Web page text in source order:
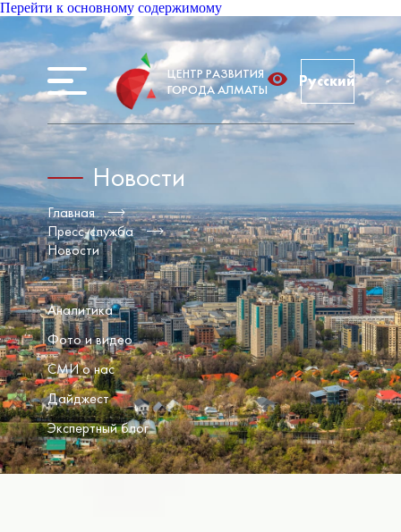
Перейти к основному содержимому
ЦЕНТР РАЗВИТИЯ
ГОРОДА АЛМАТЫ
Русский
Новости
Главная
Пресс-служба
Новости
Аналитика
Фото и видео
СМИ о нас
Дайджест
Экспертный блог